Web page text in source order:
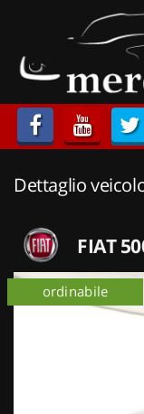
LISTA VEICOLI
ACQUISTIAMO USATO
ASSISTENZA
NOLEGGIO AUTO
NOLEGGIO LUNGO TERMINE
Dettaglio
FIAT
ordinabile